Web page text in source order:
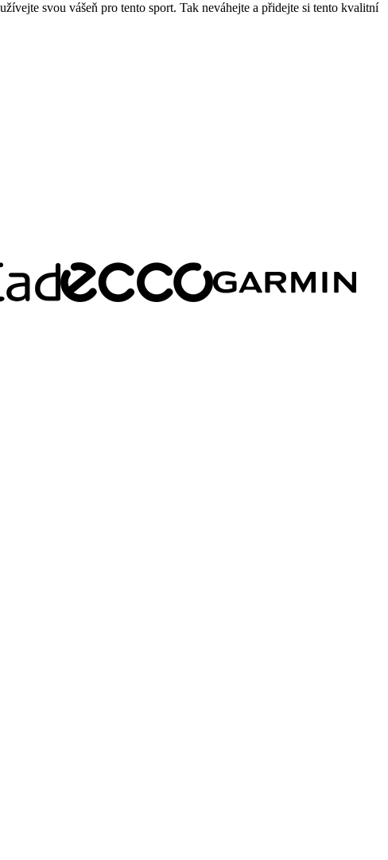
svou vášeň pro tento sport. Tak neváhejte a přidejte si tento kvalitní